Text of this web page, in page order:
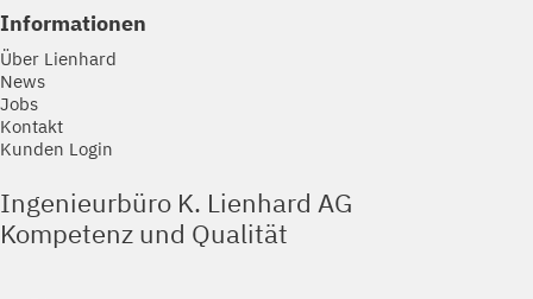
Informationen
Über Lienhard
News
Jobs
Kontakt
Kunden Login
Ingenieurbüro K. Lienhard AG
Kompetenz und Qualität